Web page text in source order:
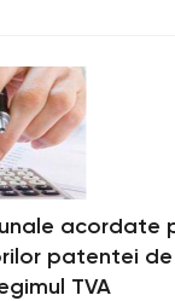
acordate
patentei de
TVA